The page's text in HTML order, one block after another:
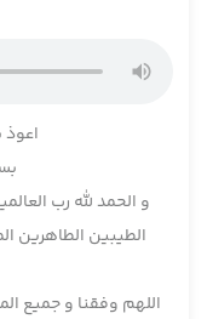
اعوذ
و الحمد لله رب
الطیبین الطاهرین
اللهم وفقنا و جمیع